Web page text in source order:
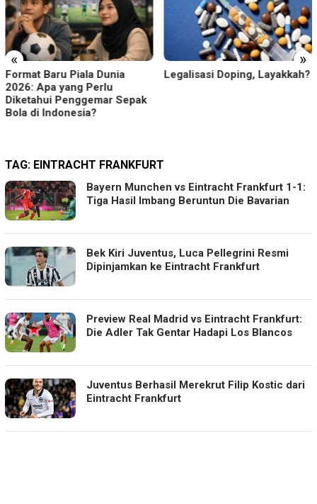
« »
Format Baru Piala Dunia
2026: Apa yang Perlu
Diketahui Penggemar Sepak
Bola di Indonesia?
Legalisasi Doping, Layakkah?
TAG: EINTRACHT FRANKFURT
Bayern Munchen vs Eintracht Frankfurt 1-1:
Tiga Hasil Imbang Beruntun Die Bavarian
Bek Kiri Juventus, Luca Pellegrini Resmi
Dipinjamkan ke Eintracht Frankfurt
Preview Real Madrid vs Eintracht Frankfurt:
Die Adler Tak Gentar Hadapi Los Blancos
Juventus Berhasil Merekrut Filip Kostic dari
Eintracht Frankfurt